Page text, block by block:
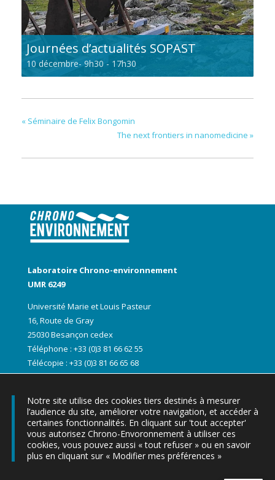
Journées d’actualités SOPAST
10 décembre- 9h30 - 17h30
« Séminaire de Felix Bongomin
The next frontiers in nanomedicine »
Laboratoire Chrono-environnement
UMR 6249
Université Marie et Louis Pasteur
16, Route de Gray
25030 Besançon cedex
Téléphone : +33 (0)3 81 66 62 55
Télécopie : +33 (0)3 81 66 65 68
Notre site utilise des cookies tiers destinés à mesurer
l’audience du site, améliorer votre navigation, et accéder à
certaines fonctionnalités. En cliquant sur 'tout accepter'
vous autorisez Chrono-Envoronnement à utiliser ces
cookies, vous pouvez aussi « tout refuser » ou en savoir
plus en cliquant sur « Modifier mes préférences »